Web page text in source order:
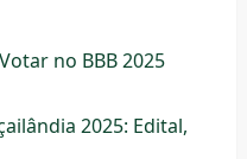
no BBB 2025
2025: Edital,